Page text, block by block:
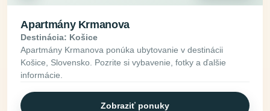
Apartmány Krmanova
Destinácia: Košice
Apartmány Krmanova ponúka ubytovanie v destinácii
Košice, Slovensko. Pozrite si vybavenie, fotky a ďalšie
informácie.
Zobraziť ponuky